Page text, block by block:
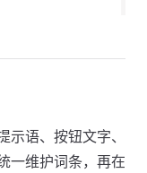
语、按钮文字、
一维护词条，再在